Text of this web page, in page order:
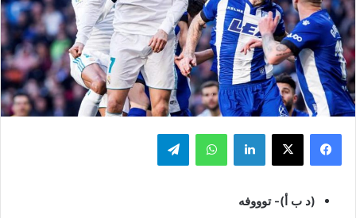
فيسبوك ‫X لينكدإن واتساب تيلقرام
(د ب أ)- توووفه